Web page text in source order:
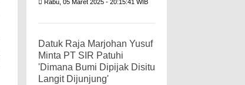
Rabu, 05 Maret 2025 - 20:15:41 WIB
Datuk Raja Marjohan Yusuf
Minta PT SIR Patuhi
'Dimana Bumi Dipijak Disitu
Langit Dijunjung'